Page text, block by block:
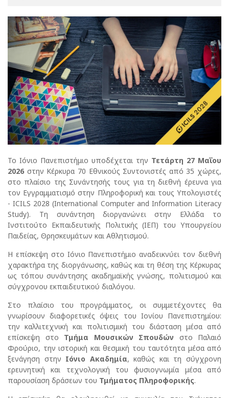
Το Ιόνιο Πανεπιστήμιο υποδέχεται την Τετάρτη 27 Μαΐου
2026 στην Κέρκυρα 70 Εθνικούς Συντονιστές από 35 χώρες,
στο πλαίσιο της Συνάντησής τους για τη διεθνή έρευνα για
τον Εγγραμματισμό στην Πληροφορική και τους Υπολογιστές
- ICILS 2028 (International Computer and Information Literacy
Study). Τη συνάντηση διοργανώνει στην Ελλάδα το
Ινστιτούτο Εκπαιδευτικής Πολιτικής (ΙΕΠ) του Υπουργείου
Παιδείας, Θρησκευμάτων και Αθλητισμού.
Η επίσκεψη στο Ιόνιο Πανεπιστήμιο αναδεικνύει τον διεθνή
χαρακτήρα της διοργάνωσης, καθώς και τη θέση της Κέρκυρας
ως τόπου συνάντησης ακαδημαϊκής γνώσης, πολιτισμού και
σύγχρονου εκπαιδευτικού διαλόγου.
Στο πλαίσιο του προγράμματος, οι συμμετέχοντες θα
γνωρίσουν διαφορετικές όψεις του Ιονίου Πανεπιστημίου:
την καλλιτεχνική και πολιτισμική του διάσταση μέσα από
επίσκεψη στο Τμήμα Μουσικών Σπουδών στο Παλαιό
Φρούριο, την ιστορική και θεσμική του ταυτότητα μέσα από
ξενάγηση στην Ιόνιο Ακαδημία, καθώς και τη σύγχρονη
ερευνητική και τεχνολογική του φυσιογνωμία μέσα από
παρουσίαση δράσεων του Τμήματος Πληροφορικής.